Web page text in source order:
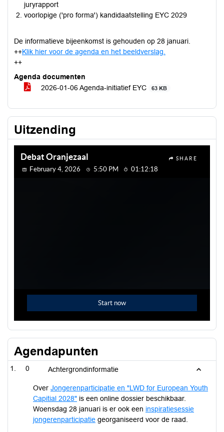
juryrapport
voorlopige ('pro forma') kandidaatstelling EYC 2029
De informatieve bijeenkomst is gehouden op 28 januari.
++Klik hier voor de agenda en het beeldverslag.
++
Agenda documenten
2026-01-06 Agenda-initiatief EYC
63 KB
Uitzending
Agendapunten
0 Achtergrondinformatie
Over Jongerenparticipatie en "LWD for European Youth
Capitial 2028" is een online dossier beschikbaar.
Woensdag 28 januari is er ook een inspiratiesessie
jongerenparticipatie georganiseerd voor de raad.